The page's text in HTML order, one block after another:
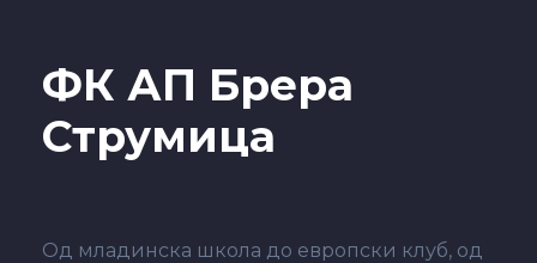
ФК АП Брера
Струмица
Од младинска школа до европски клуб, од